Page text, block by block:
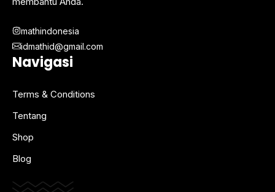
mathindonesia
idmathid@gmail.com
Navigasi
Terms & Conditions
Tentang
Shop
Blog